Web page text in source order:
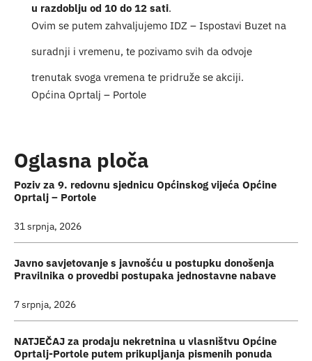
u razdoblju od 10 do 12 sati.
Ovim se putem zahvaljujemo IDZ – Ispostavi Buzet na
suradnji i vremenu, te pozivamo svih da odvoje
trenutak svoga vremena te pridruže se akciji.
Općina Oprtalj – Portole
Oglasna ploča
Poziv za 9. redovnu sjednicu Općinskog vijeća Općine
Oprtalj – Portole
31 srpnja, 2026
Javno savjetovanje s javnošću u postupku donošenja
Pravilnika o provedbi postupaka jednostavne nabave
7 srpnja, 2026
NATJEČAJ za prodaju nekretnina u vlasništvu Općine
Oprtalj-Portole putem prikupljanja pismenih ponuda